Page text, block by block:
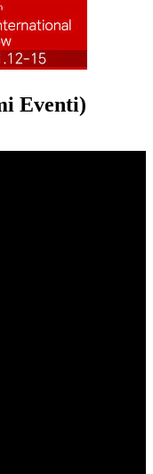
Eventi)